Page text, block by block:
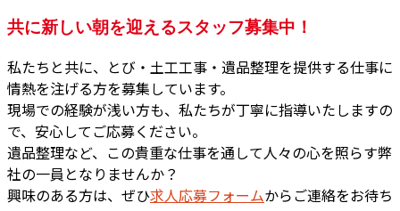
共に新しい朝を迎えるスタッフ募集中！
私たちと共に、とび・土工工事・遺品整理を提供する仕事に
情熱を注げる方を募集しています。
現場での経験が浅い方も、私たちが丁寧に指導いたしますの
で、安心してご応募ください。
遺品整理など、この貴重な仕事を通して人々の心を照らす弊
社の一員となりませんか？
興味のある方は、ぜひ求人応募フォームからご連絡をお待ち